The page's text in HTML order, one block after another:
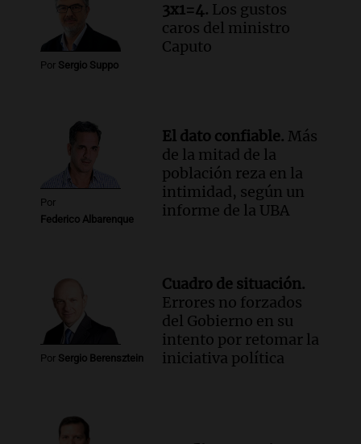
Audio.
Chile planteó mejorar la
conectividad fronteriza, aérea y digital
con Jujuy
Panorama Federal
Por Sergio Suppo
3x1=4. Los gustos
caros del ministro
Caputo
Por
Federico Albarenque
El dato confiable. Más
de la mitad de la
población reza en la
intimidad, según un
informe de la UBA
Por Sergio Berensztein
Cuadro de situación.
Errores no forzados
del Gobierno en su
intento por retomar la
iniciativa política